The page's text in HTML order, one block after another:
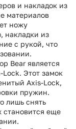
и накладок из
материалов
ножу
накладки из
с рукой, что
Bear является
Этот замок
Axis-Lock,
пружин.
лишь снять
становится еще